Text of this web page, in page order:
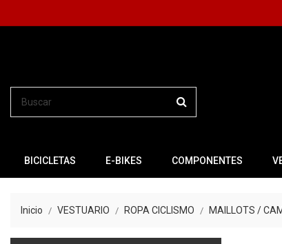
BICICLETAS E-BIKES COMPONENTES
Inicio VESTUARIO ROPA CICLISMO MAILLOTS /